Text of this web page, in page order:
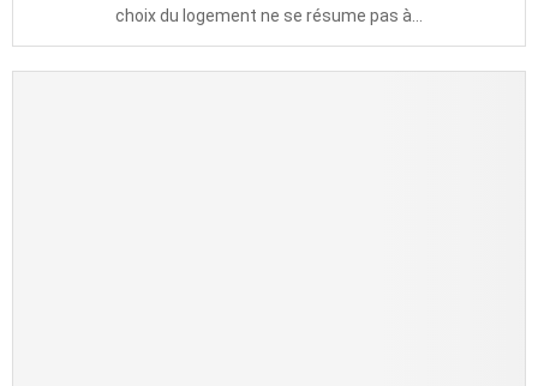
choix du logement ne se résume pas à...